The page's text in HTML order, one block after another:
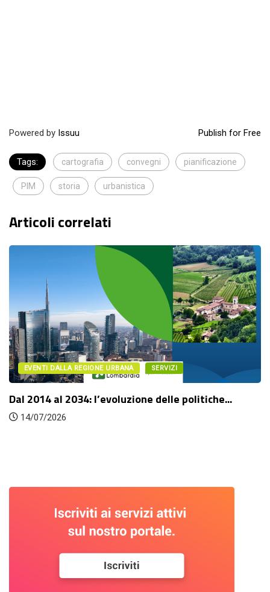
Powered by Issuu Publish for Free
Tags: cartografia convegni pianificazione
PIM storia urbanistica
Articoli correlati
EVENTI DALLA REGIONE URBANA SERVIZI
Dal 2014 al 2034: l’evoluzione delle politiche...
14/07/2026